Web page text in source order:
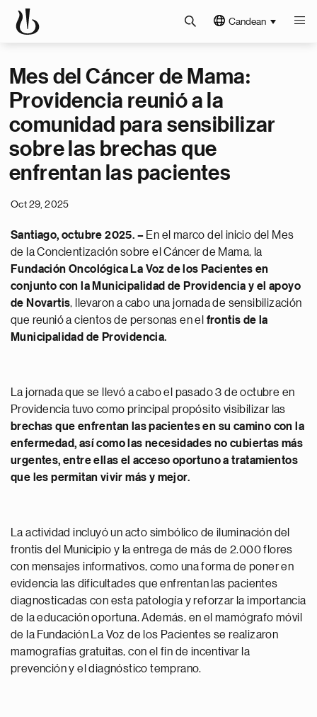
Candean
Mes del Cáncer de Mama:
Providencia reunió a la
comunidad para sensibilizar
sobre las brechas que
enfrentan las pacientes
Oct 29, 2025
Santiago, octubre 2025. – En el marco del inicio del Mes
de la Concientización sobre el Cáncer de Mama, la
Fundación Oncológica La Voz de los Pacientes en
conjunto con la Municipalidad de Providencia y el apoyo
de Novartis, llevaron a cabo una jornada de sensibilización
que reunió a cientos de personas en el frontis de la
Municipalidad de Providencia.
La jornada que se llevó a cabo el pasado 3 de octubre en
Providencia tuvo como principal propósito visibilizar las
brechas que enfrentan las pacientes en su camino con la
enfermedad, así como las necesidades no cubiertas más
urgentes, entre ellas el acceso oportuno a tratamientos
que les permitan vivir más y mejor.
La actividad incluyó un acto simbólico de iluminación del
frontis del Municipio y la entrega de más de 2.000 flores
con mensajes informativos, como una forma de poner en
evidencia las dificultades que enfrentan las pacientes
diagnosticadas con esta patología y reforzar la importancia
de la educación oportuna. Además, en el mamógrafo móvil
de la Fundación La Voz de los Pacientes se realizaron
mamografías gratuitas, con el fin de incentivar la
prevención y el diagnóstico temprano.